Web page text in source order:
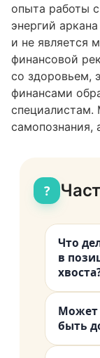
опыта работы
энергий
и не является
финансовой
со здоровьем,
финансами
самопознания,
?
Что
в
Может
быть